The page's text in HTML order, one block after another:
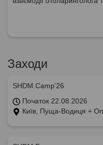
Заходи
SHDM.Camp’26
Початок 22.08.2026
Київ, Пуща-Водиця +